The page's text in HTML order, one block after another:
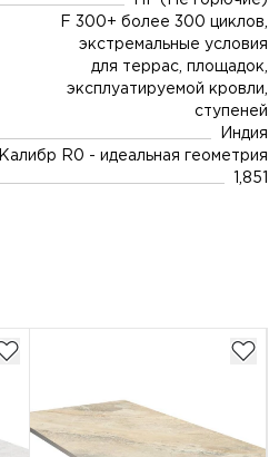
F 300+ более 300 циклов,
экстремальные условия
для террас, площадок,
эксплуатируемой кровли,
ступеней
Индия
Калибр R0 - идеальная геометрия
1,851